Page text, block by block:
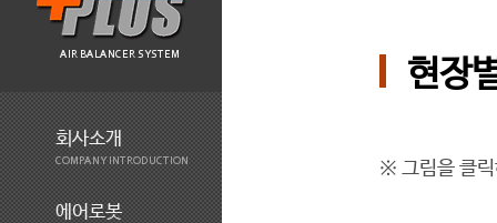
AIR BALANCER SYSTEM
회사소개
COMPANY INTRODUCTION
에어로봇
현장
※ 그림을 클릭